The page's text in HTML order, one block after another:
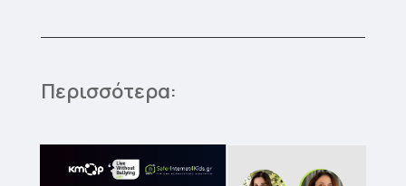
Περισσότερα: